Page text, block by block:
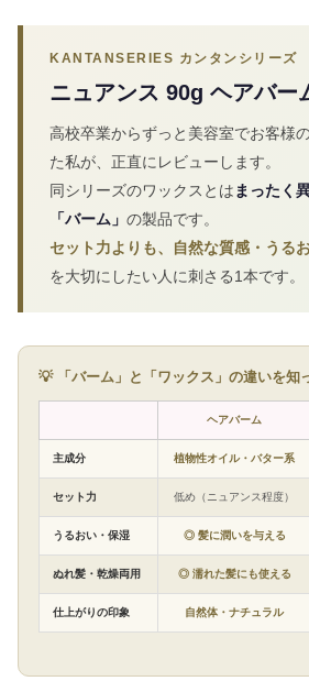
KANTANSERIES カンタンシリーズ
ニュアンス 90g ヘアバー
高校卒業からずっと美容室でお客様
た私が、正直にレビューします。
同シリーズのワックスとは まったく
「バーム」 の製品です。
セット力よりも、自然な質感・うる
を大切にしたい人に刺さる1本です。
💡 「バーム」と「ワックス」の違いを知
ヘアバーム
主成分 植物性オイル・バター系
セット力 低め（ニュアンス程度）
うるおい・保湿 ◎ 髪に潤いを与える
ぬれ髪・乾燥両用 ◎ 濡れた髪にも使える
仕上がりの印象 自然体・ナチュラル